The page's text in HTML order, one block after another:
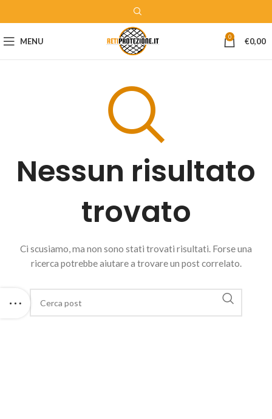
MENU 0 €0,00
Nessun risultato
trovato
Ci scusiamo, ma non sono stati trovati risultati. Forse una
ricerca potrebbe aiutare a trovare un post correlato.